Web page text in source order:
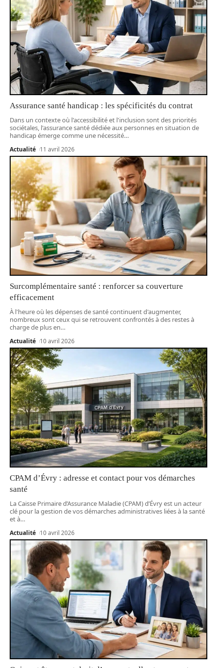
Assurance santé handicap : les spécificités du contrat
Dans un contexte où l'accessibilité et l'inclusion sont des priorités
sociétales, l'assurance santé dédiée aux personnes en situation de
handicap émerge comme une nécessité…
Actualité 11 avril 2026
Surcomplémentaire santé : renforcer sa couverture
efficacement
À l'heure où les dépenses de santé continuent d'augmenter,
nombreux sont ceux qui se retrouvent confrontés à des restes à
charge de plus en…
Actualité 10 avril 2026
CPAM d’Évry : adresse et contact pour vos démarches
santé
La Caisse Primaire d’Assurance Maladie (CPAM) d’Évry est un acteur
clé pour la gestion de vos démarches administratives liées à la santé
et à…
Actualité 10 avril 2026